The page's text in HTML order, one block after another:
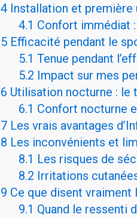
4Installation et première
4.1 Confort immédiat
5Efficacité pendant le
5.1 Tenue pendant
5.2 Impact sur mes
6 Utilisation nocturne :
6.1 Confort nocturne
7Les vrais avantages
8 Les inconvénients et
8.1 Les risques de
8.2 Irritations
9 Ce que disent
9.1 Quand le ressenti